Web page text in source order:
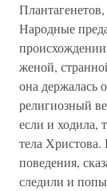
Народные
женой,
она держалась
религиозный
если и ходила,
тела
поведения,
следили и